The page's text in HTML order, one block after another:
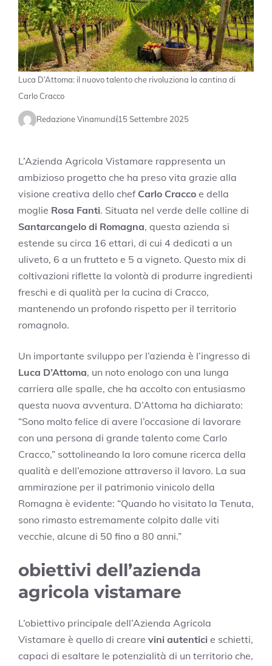
Luca D’Attoma: il nuovo talento che rivoluziona la cantina di
Carlo Cracco
Redazione Vinamundi15 Settembre 2025
L’Azienda Agricola Vistamare rappresenta un
ambizioso progetto che ha preso vita grazie alla
visione creativa dello chef Carlo Cracco e della
moglie Rosa Fanti. Situata nel verde delle colline di
Santarcangelo di Romagna, questa azienda si
estende su circa 16 ettari, di cui 4 dedicati a un
uliveto, 6 a un frutteto e 5 a vigneto. Questo mix di
coltivazioni riflette la volontà di produrre ingredienti
freschi e di qualità per la cucina di Cracco,
mantenendo un profondo rispetto per il territorio
romagnolo.
Un importante sviluppo per l’azienda è l’ingresso di
Luca D’Attoma, un noto enologo con una lunga
carriera alle spalle, che ha accolto con entusiasmo
questa nuova avventura. D’Attoma ha dichiarato:
“Sono molto felice di avere l’occasione di lavorare
con una persona di grande talento come Carlo
Cracco,” sottolineando la loro comune ricerca della
qualità e dell’emozione attraverso il lavoro. La sua
ammirazione per il patrimonio vinicolo della
Romagna è evidente: “Quando ho visitato la Tenuta,
sono rimasto estremamente colpito dalle viti
vecchie, alcune di 50 fino a 80 anni.”
obiettivi dell’azienda
agricola vistamare
L’obiettivo principale dell’Azienda Agricola
Vistamare è quello di creare vini autentici e schietti,
capaci di esaltare le potenzialità di un territorio che,